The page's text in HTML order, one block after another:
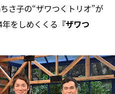
さ子の“ザワつくトリオ”が
をしめくくる 『ザワつ